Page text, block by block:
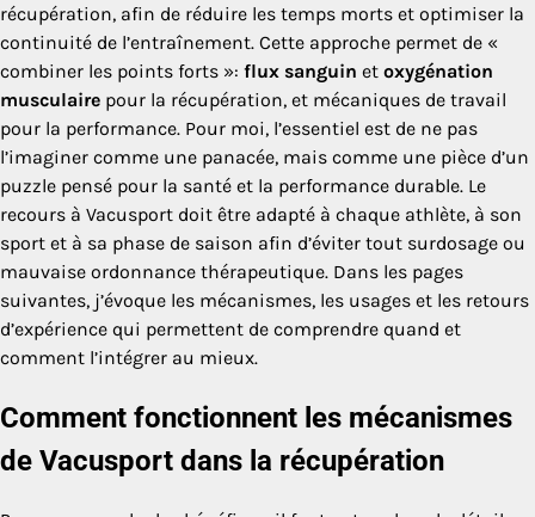
récupération, afin de réduire les temps morts et optimiser la
continuité de l’entraînement. Cette approche permet de «
combiner les points forts »: flux sanguin et oxygénation
musculaire pour la récupération, et mécaniques de travail
pour la performance. Pour moi, l’essentiel est de ne pas
l’imaginer comme une panacée, mais comme une pièce d’un
puzzle pensé pour la santé et la performance durable. Le
recours à Vacusport doit être adapté à chaque athlète, à son
sport et à sa phase de saison afin d’éviter tout surdosage ou
mauvaise ordonnance thérapeutique. Dans les pages
suivantes, j’évoque les mécanismes, les usages et les retours
d’expérience qui permettent de comprendre quand et
comment l’intégrer au mieux.
Comment fonctionnent les mécanismes
de Vacusport dans la récupération